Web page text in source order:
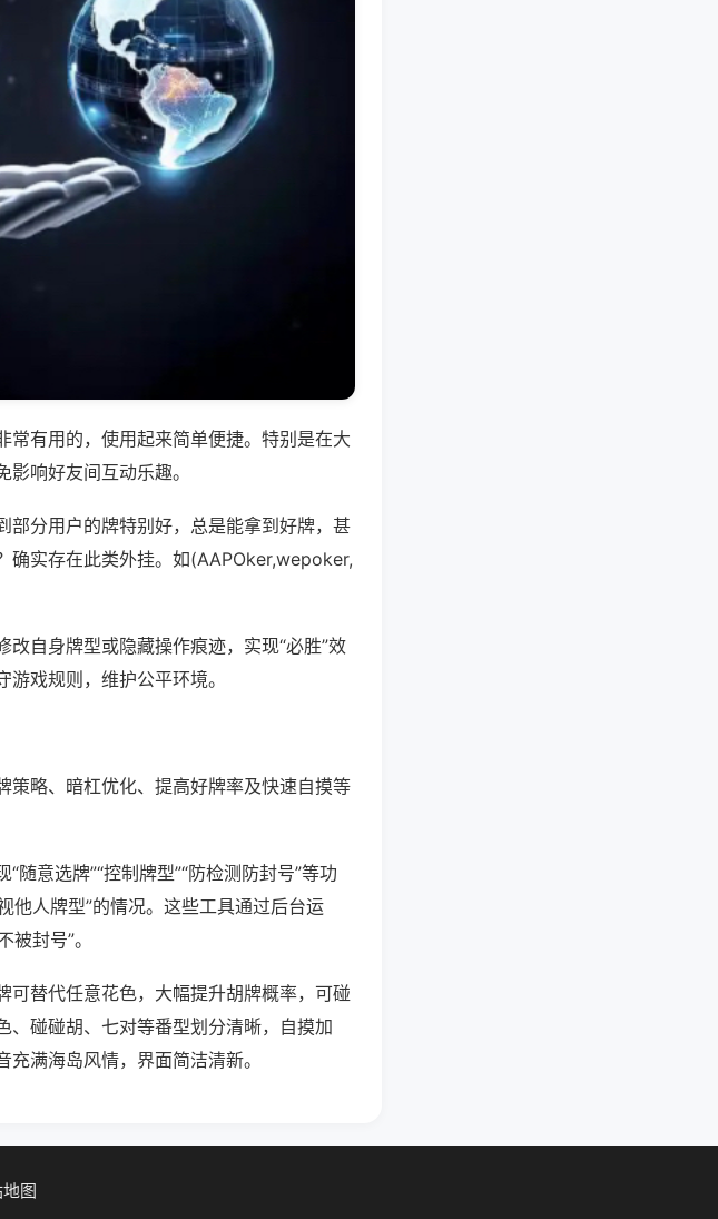
常有用的，使用起来简单便捷。特别是在大
响好友间互动乐趣。
部分用户的牌特别好，总是能拿到好牌，甚
确实存在此类外挂。如(AAPOker,wepoker,
自身牌型或隐藏操作痕迹，实现“必胜”效
戏规则，维护公平环境。
策略、暗杠优化、提高好牌率及快速自摸等
意选牌”“控制牌型”“防检测防封号”等功
他人牌型”的情况。这些工具通过后台运
封号”。
替代任意花色，大幅提升胡牌概率，可碰
、碰碰胡、七对等番型划分清晰，自摸加
满海岛风情，界面简洁清新。
图